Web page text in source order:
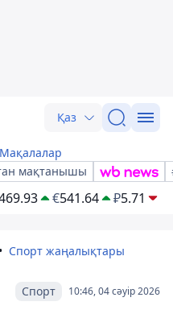
Қаз
Мақалалар
мақтанышы
€541.64 ₽5.71
Спорт жаңалықтары
10:46, 04 сәуір 2026
Спорт